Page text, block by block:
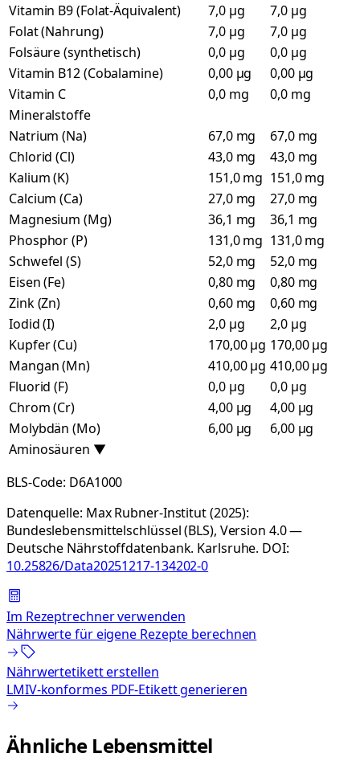
Vitamin B9 (Folat-Äquivalent)
7,0 µg
7,0 µg
Folat (Nahrung)
7,0 µg
7,0 µg
Folsäure (synthetisch)
0,0 µg
0,0 µg
Vitamin B12 (Cobalamine)
0,00 µg
0,00 µg
Vitamin C
0,0 mg
0,0 mg
Mineralstoffe
Natrium (Na)
67,0 mg
67,0 mg
Chlorid (Cl)
43,0 mg
43,0 mg
Kalium (K)
151,0 mg 151,0 mg
Calcium (Ca)
27,0 mg
27,0 mg
Magnesium (Mg)
36,1 mg
36,1 mg
Phosphor (P)
131,0 mg 131,0 mg
Schwefel (S)
52,0 mg
52,0 mg
Eisen (Fe)
0,80 mg
0,80 mg
Zink (Zn)
0,60 mg
0,60 mg
Iodid (I)
2,0 µg
2,0 µg
Kupfer (Cu)
170,00 µg 170,00 µg
Mangan (Mn)
410,00 µg 410,00 µg
Fluorid (F)
0,0 µg
0,0 µg
Chrom (Cr)
4,00 µg
4,00 µg
Molybdän (Mo)
6,00 µg
6,00 µg
Aminosäuren ▼
BLS-Code: D6A1000
Datenquelle: Max Rubner-Institut (2025):
Bundeslebensmittelschlüssel (BLS), Version 4.0 —
Deutsche Nährstoffdatenbank. Karlsruhe. DOI:
10.25826/Data20251217-134202-0
Im Rezeptrechner verwenden
Nährwerte für eigene Rezepte berechnen
Nährwertetikett erstellen
LMIV-konformes PDF-Etikett generieren
Ähnliche Lebensmittel